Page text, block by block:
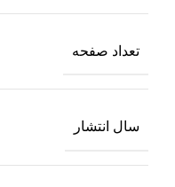
تعداد صفحه
سال انتشار